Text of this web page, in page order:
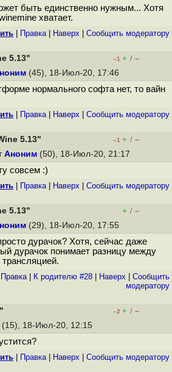
быть единственно нужным... Хотя
хватает.
Правка| Наверх Cообщить модератору
5.13" –1 + / –
(45), 18-Июл-20, 17:46
нормального софта нет, то вайн
Правка| Наверх Cообщить модератору
5.13" –1 + / –
Аноним (50), 18-Июл-20, 21:17
совсем :)
Правка| Наверх Cообщить модератору
5.13" + / –
(29), 18-Июл-20, 17:55
дурачок? Хотя, сейчас даже
дурачок понимает разницу между
Правка| К родителю #28 Наверх
Cообщить
модератору
–2 + / –
(15), 18-Июл-20, 12:15
Правка| Наверх Cообщить модератору